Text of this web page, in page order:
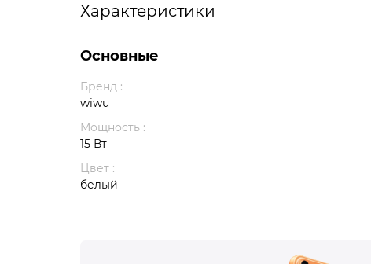
Характеристики
Основные
Бренд :
wiwu
Мощность :
15 Вт
Цвет :
белый